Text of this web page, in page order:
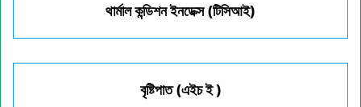
থার্মাল কন্ডিশন ইনডেক্স (টিসিআই)
বৃষ্টিপাত (এইচ ই )